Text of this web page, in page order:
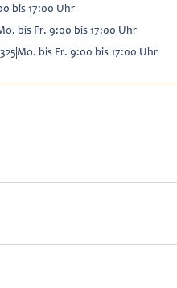
bis 17:00 Uhr
bis Fr. 9:00 bis 17:00 Uhr
Mo. bis Fr. 9:00 bis 17:00 Uhr